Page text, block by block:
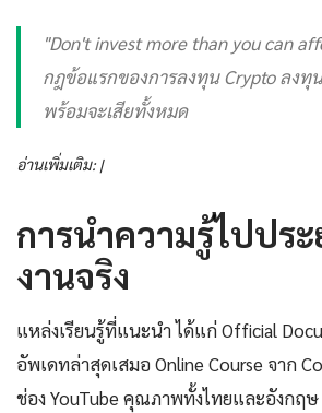
"Don't invest more than you can
กฎข้อแรกของการลงทุน Crypto ลงทุ
พร้อมจะเสียทั้งหมด
อ่านเพิ่มเติม: |
การนำความรู้ไปปร
งานจริง
แหล่งเรียนรู้ที่แนะนำ ได้แก่ Official
อัพเดทล่าสุดเสมอ Online Course จาก
ช่อง YouTube คุณภาพทั้งไทยและอังกฤ